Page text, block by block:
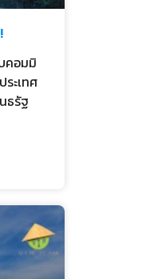
คอมมิ
ะเทศ
ธรัฐ